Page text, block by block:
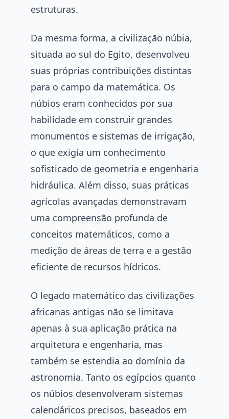
estruturas.
Da mesma forma, a civilização núbia,
situada ao sul do Egito, desenvolveu
suas próprias contribuições distintas
para o campo da matemática. Os
núbios eram conhecidos por sua
habilidade em construir grandes
monumentos e sistemas de irrigação,
o que exigia um conhecimento
sofisticado de geometria e engenharia
hidráulica. Além disso, suas práticas
agrícolas avançadas demonstravam
uma compreensão profunda de
conceitos matemáticos, como a
medição de áreas de terra e a gestão
eficiente de recursos hídricos.
O legado matemático das civilizações
africanas antigas não se limitava
apenas à sua aplicação prática na
arquitetura e engenharia, mas
também se estendia ao domínio da
astronomia. Tanto os egípcios quanto
os núbios desenvolveram sistemas
calendáricos precisos, baseados em